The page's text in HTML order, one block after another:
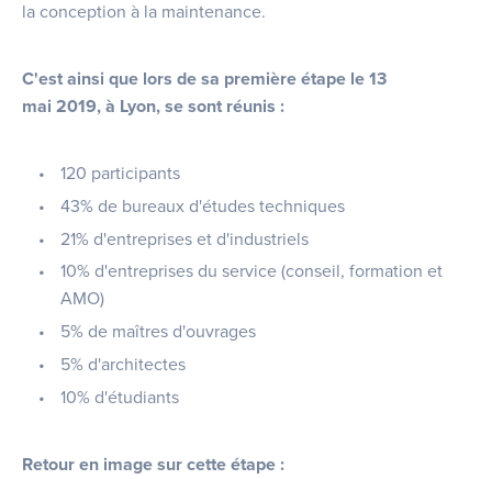
la conception à la maintenance.
C'est ainsi que lors de sa première étape le 13
mai 2019, à Lyon, se sont réunis :
120 participants
43% de bureaux d'études techniques
21% d'entreprises et d'industriels
10% d'entreprises du service (conseil, formation et
AMO)
5% de maîtres d'ouvrages
5% d'architectes
10% d'étudiants
Retour en image sur cette étape :